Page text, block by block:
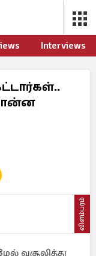
Interviews
விளம்பரம்
வசூலித்து